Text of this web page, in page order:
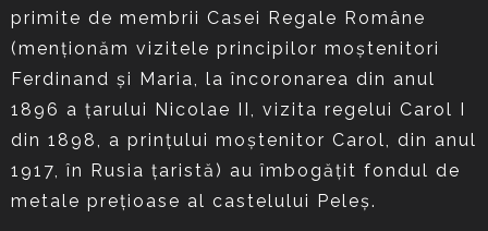
primite de membrii Casei Regale Române
(menționăm vizitele principilor moștenitori
Ferdinand și Maria, la încoronarea din anul
1896 a țarului Nicolae II, vizita regelui Carol I
din 1898, a prințului moștenitor Carol, din anul
1917, în Rusia țaristă) au îmbogățit fondul de
metale prețioase al castelului Peleș.